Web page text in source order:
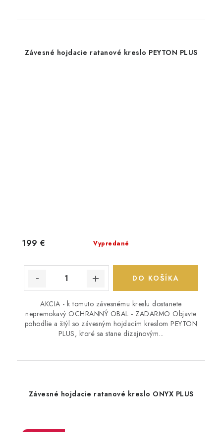
Závesné hojdacie ratanové kreslo PEYTON PLUS
Vypredané
199 €
DO KOŠÍKA
AKCIA - k tomuto závesnému kreslu dostanete
nepremokavý OCHRANNÝ OBAL - ZADARMO Objavte
pohodlie a štýl so závesným hojdacím kreslom PEYTON
PLUS, ktoré sa stane dizajnovým...
Závesné hojdacie ratanové kreslo ONYX PLUS